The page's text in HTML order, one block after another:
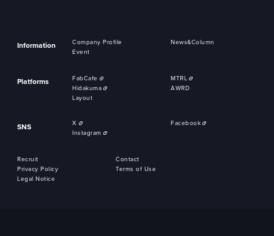
Information Company Profile
News&Column
Event
Platforms FabCafe
MTRL
Hidakuma
AWRD
Layout
SNS X
Facebook
Instagram
Recruit
Contact
Privacy Policy
Terms of Use
Legal Notice